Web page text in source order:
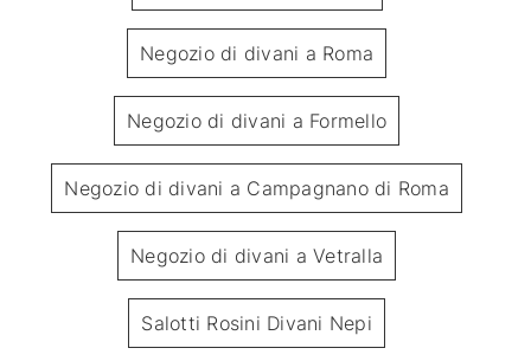
Negozio di divani a Roma
Negozio di divani a Formello
Negozio di divani a Campagnano di Roma
Negozio di divani a Vetralla
Salotti Rosini Divani Nepi